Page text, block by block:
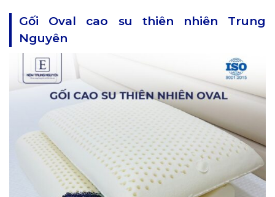
Gối Oval cao su thiên nhiên Trung
Nguyên